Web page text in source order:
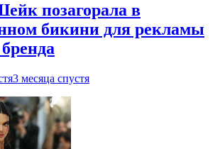
позагорала в
бикини для рекламы
3 месяца спустя